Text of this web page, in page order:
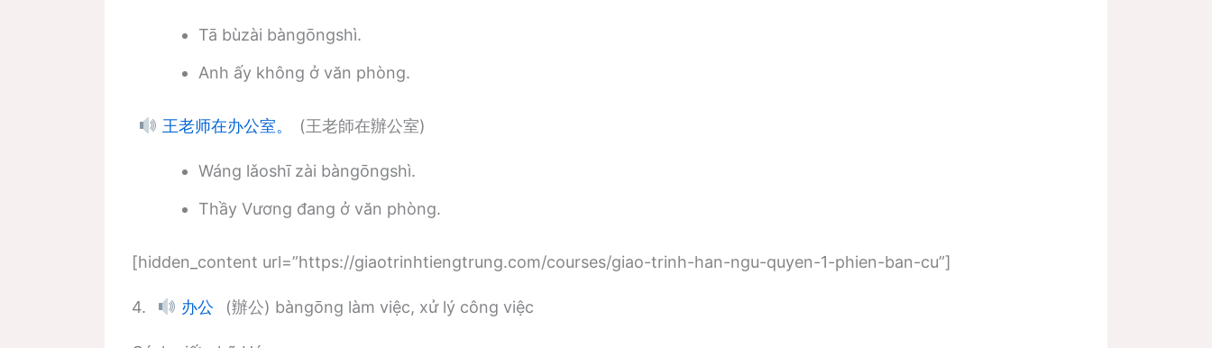
Tā bùzài bàngōngshì.
Anh ấy không ở văn phòng.
王老师在办公室。 (王老師在辦公室)
Wáng lǎoshī zài bàngōngshì.
Thầy Vương đang ở văn phòng.
[hidden_content url=”https://giaotrinhtiengtrung.com/courses/giao-trinh-han-ngu-quyen-1-phien-ban-cu”]
4. 办公 (辦公) bàngōng làm việc, xử lý công việc